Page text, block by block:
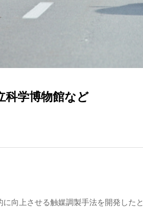
学博物館など
向上させる触媒調製手法を開発したと